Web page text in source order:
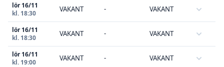
lör 16/11
kl. 18:30
VAKANT - VAKANT
lör 16/11
kl. 18:30
VAKANT - VAKANT
lör 16/11
kl. 19:00
VAKANT - VAKANT